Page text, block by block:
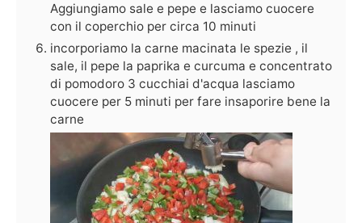
Aggiungiamo sale e pepe e lasciamo cuocere
con il coperchio per circa 10 minuti
incorporiamo la carne macinata le spezie , il
sale, il pepe la paprika e curcuma e concentrato
di pomodoro 3 cucchiai d'acqua lasciamo
cuocere per 5 minuti per fare insaporire bene la
carne